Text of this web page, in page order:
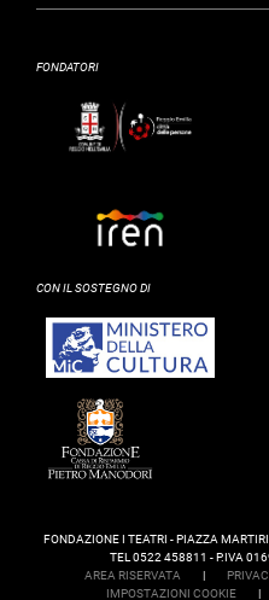
FONDATORI
CON IL SOSTEGNO DI
FONDAZIONE I TEATRI - PIAZZA
TEL 0522 458811 - P.IVA
AREA RISERVATA
|
IMPOSTAZIONI COOKIE
|